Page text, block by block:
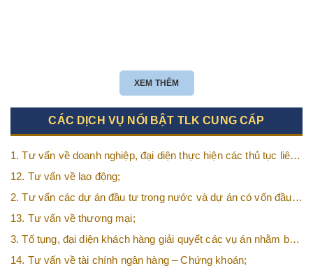
XEM THÊM
CÁC DỊCH VỤ NỔI BẬT TLK CUNG CẤP
1. Tư vấn về doanh nghiệp, đại diện thực hiện các thủ tục liên
quan tới doanh nghiệp;
12. Tư vấn về lao động;
2. Tư vấn các dự án đầu tư trong nước và dự án có vốn đầu
tư nước ngoài (FDI);
13. Tư vấn về thương mại;
3. Tố tụng, đại diện khách hàng giải quyết các vụ án nhằm bảo
vệ tối đa các quyền và lợi ích của khách hàng;
14. Tư vấn về tài chính ngân hàng – Chứng khoán;